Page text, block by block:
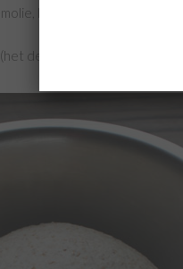
leg de bol deeg in de
deeg moet verdubbelen in